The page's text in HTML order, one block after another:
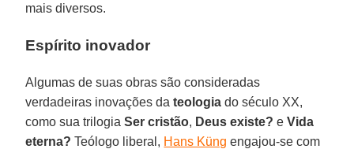
mais diversos.
Espírito inovador
Algumas de suas obras são consideradas
verdadeiras inovações dateologia do século XX,
como sua trilogiaSer cristão, Deus existe?eVida
eterna? Teólogo liberal, Hans Küng engajou-se com